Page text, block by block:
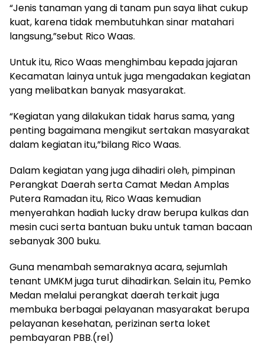
“Jenis tanaman yang di tanam pun saya lihat cukup
kuat, karena tidak membutuhkan sinar matahari
langsung,”sebut Rico Waas.
Untuk itu, Rico Waas menghimbau kepada jajaran
Kecamatan lainya untuk juga mengadakan kegiatan
yang melibatkan banyak masyarakat.
“Kegiatan yang dilakukan tidak harus sama, yang
penting bagaimana mengikut sertakan masyarakat
dalam kegiatan itu,”bilang Rico Waas.
Dalam kegiatan yang juga dihadiri oleh, pimpinan
Perangkat Daerah serta Camat Medan Amplas
Putera Ramadan itu, Rico Waas kemudian
menyerahkan hadiah lucky draw berupa kulkas dan
mesin cuci serta bantuan buku untuk taman bacaan
sebanyak 300 buku.
Guna menambah semaraknya acara, sejumlah
tenant UMKM juga turut dihadirkan. Selain itu, Pemko
Medan melalui perangkat daerah terkait juga
membuka berbagai pelayanan masyarakat berupa
pelayanan kesehatan, perizinan serta loket
pembayaran PBB.(rel)